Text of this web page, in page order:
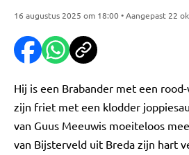
16 augustus 2025 om 18:00 • Aangepast 22
Hij is een Brabander met een
zijn friet met een klodder
van Guus Meeuwis moeiteloos
van Bijsterveld uit Breda zijn hart